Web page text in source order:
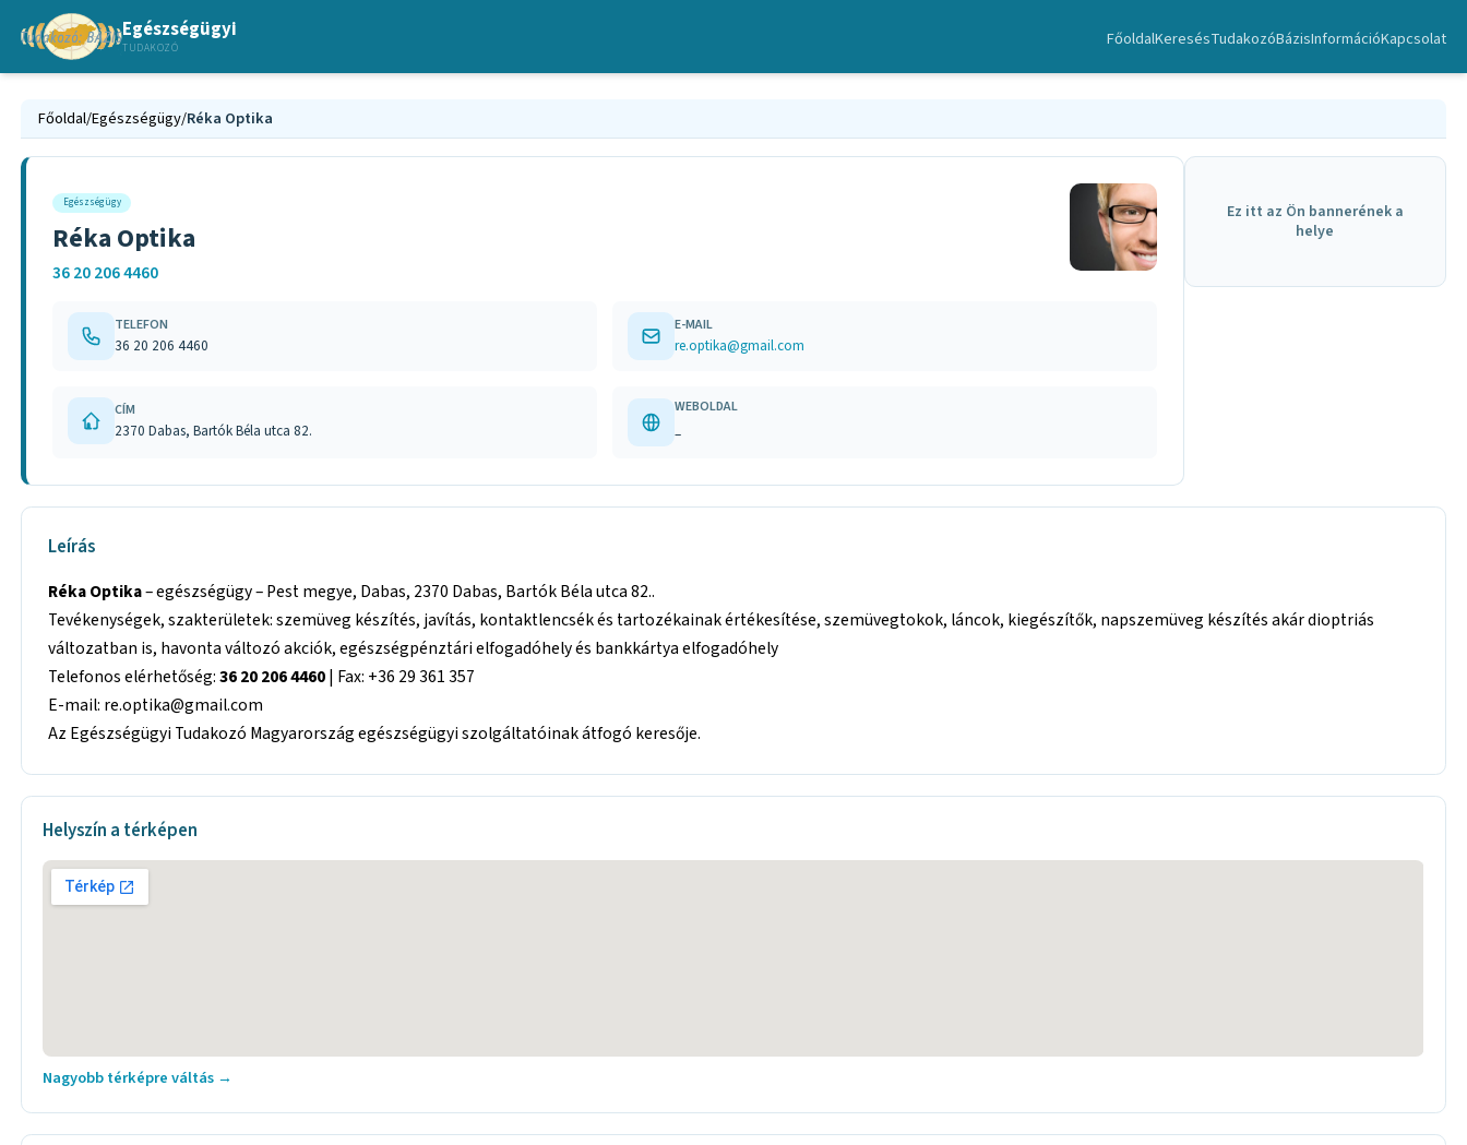
Egészségügyi
TUDAKOZÓ FőoldalKeresésTudakozóBázisInformációKapcsolat
Főoldal/Egészségügy/Réka Optika
Egészségügy
Réka Optika
36 20 206 4460
TELEFON
36 20 206 4460
E-MAIL
re.optika@gmail.com
CÍM
2370 Dabas, Bartók Béla utca 82.
WEBOLDAL
–
Ez itt az Ön bannerének a
helye
Leírás
Réka Optika– egészségügy – Pest megye, Dabas, 2370 Dabas, Bartók Béla utca 82..
Tevékenységek, szakterületek: szemüveg készítés, javítás, kontaktlencsék és tartozékainak értékesítése, szemüvegtokok, láncok, kiegészítők, napszemüveg készítés akár dioptriás
változatban is, havonta változó akciók, egészségpénztári elfogadóhely és bankkártya elfogadóhely
Telefonos elérhetőség:36 20 206 4460| Fax: +36 29 361 357
E-mail: re.optika@gmail.com
Az Egészségügyi Tudakozó Magyarország egészségügyi szolgáltatóinak átfogó keresője.
Helyszín a térképen
Nagyobb térképre váltás →